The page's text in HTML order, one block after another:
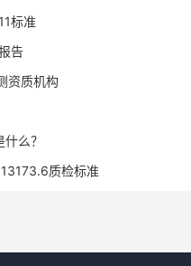
标准
告
资质机构
么？
质检标准